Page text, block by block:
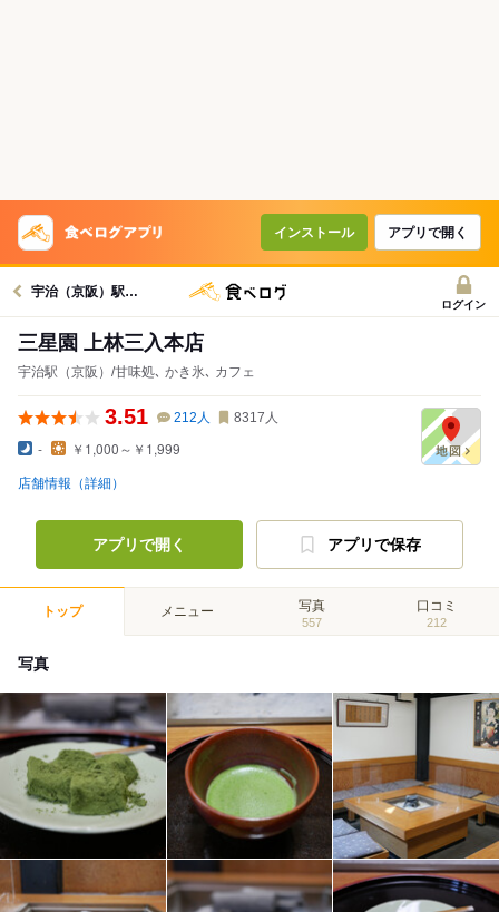
インストール アプリで開く
宇治（京阪）駅グルメへ
ログイン
三星園 上林三入本店
宇治駅（京阪）/甘味処､ かき氷､ カフェ
3.51 212 人 8317 人
- ￥1,000～￥1,999
店舗情報（詳細）
アプリで開く アプリで保存
トップ メニュー 写真
557
口コミ
212
写真